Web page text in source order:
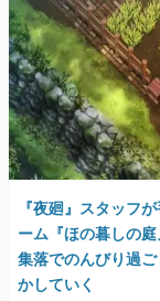
『夜廻』スタッフ
ーム『ほの暮しの
集落でのんびり過
かしていく